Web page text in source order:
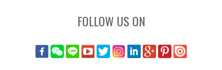
FOLLOW US ON